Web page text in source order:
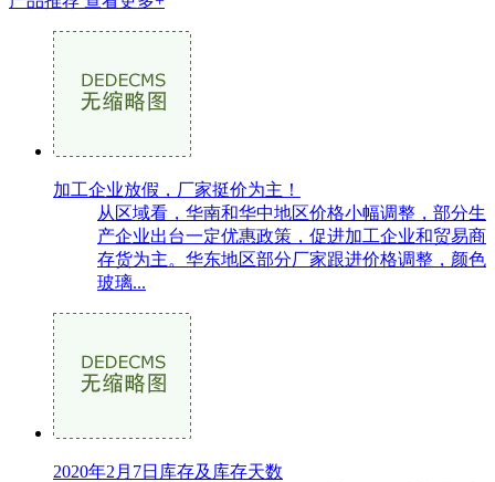
加工企业放假，厂家挺价为主！
从区域看，华南和华中地区价格小幅调整，部分生
产企业出台一定优惠政策，促进加工企业和贸易商
存货为主。华东地区部分厂家跟进价格调整，颜色
玻璃...
2020年2月7日库存及库存天数